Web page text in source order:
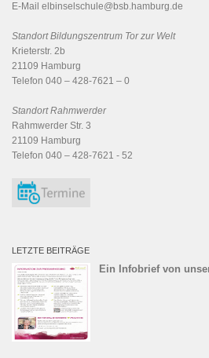
E-Mail elbinselschule@bsb.hamburg.de
Standort Bildungszentrum Tor zur Welt
Krieterstr. 2b
21109 Hamburg
Telefon 040 – 428-7621 – 0
Standort Rahmwerder
Rahmwerder Str. 3
21109 Hamburg
Telefon 040 – 428-7621 - 52
LETZTE BEITRÄGE
Ein Infobrief von